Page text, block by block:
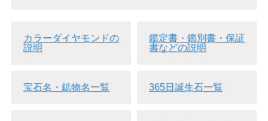
カラーダイヤモンドの
説明
鑑定書・鑑別書・保証
書などの説明
宝石名・鉱物名一覧 365日誕生石一覧